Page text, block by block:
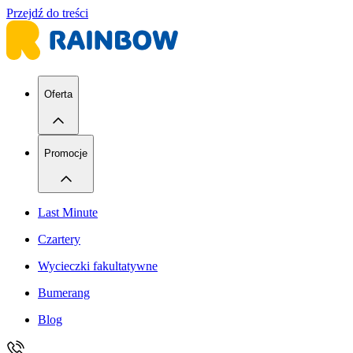
Przejdź do treści
Oferta
Promocje
Last Minute
Czartery
Wycieczki fakultatywne
Bumerang
Blog